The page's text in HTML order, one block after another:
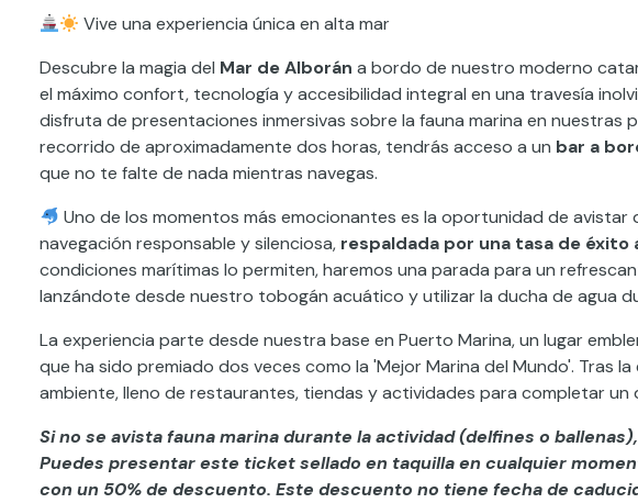
Vive una experiencia única en alta mar
Descubre la magia del Mar de Alborán a bordo de nuestro moderno
el máximo confort, tecnología y accesibilidad integral en una travesía
disfruta de presentaciones inmersivas sobre la fauna marina en nuestras
recorrido de aproximadamente dos horas, tendrás acceso a un bar a
que no te falte de nada mientras navegas.
Uno de los momentos más emocionantes es la oportunidad de
navegación responsable y silenciosa, respaldada por una tasa de éxito
condiciones marítimas lo permiten, haremos una parada para un
lanzándote desde nuestro tobogán acuático y utilizar la ducha de agua
La experiencia parte desde nuestra base en Puerto Marina, un lugar
que ha sido premiado dos veces como la 'Mejor Marina del Mundo'. Tras
ambiente, lleno de restaurantes, tiendas y actividades para completar un
Si no se avista fauna marina durante la actividad (delfines o
Puedes presentar este ticket sellado en taquilla en cualquier
con un 50% de descuento. Este descuento no tiene fecha de